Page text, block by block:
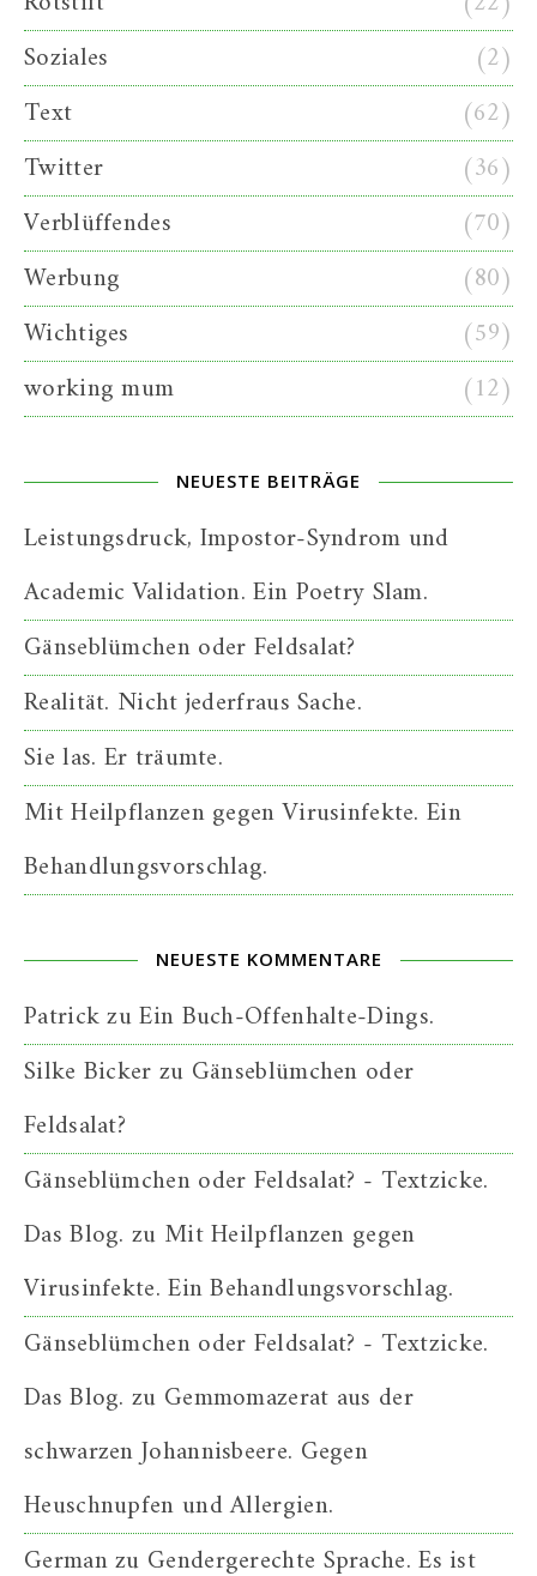
Soziales
(2)
Text
(62)
Twitter
(36)
Verblüffendes
(70)
Werbung
(80)
Wichtiges
(59)
working mum
(12)
NEUESTE BEITRÄGE
Leistungsdruck, Impostor-Syndrom und
Academic Validation. Ein Poetry Slam.
Gänseblümchen oder Feldsalat?
Realität. Nicht jederfraus Sache.
Sie las. Er träumte.
Mit Heilpflanzen gegen Virusinfekte. Ein
Behandlungsvorschlag.
NEUESTE KOMMENTARE
PatrickzuEin Buch-Offenhalte-Dings.
Silke Bickerzu Gänseblümchen oder
Feldsalat?
Gänseblümchen oder Feldsalat? - Textzicke.
Das Blog. zu Mit Heilpflanzen gegen
Virusinfekte. Ein Behandlungsvorschlag.
Gänseblümchen oder Feldsalat? - Textzicke.
Das Blog. zu Gemmomazerat aus der
schwarzen Johannisbeere. Gegen
Heuschnupfen und Allergien.
Germanzu Gendergerechte Sprache. Es ist